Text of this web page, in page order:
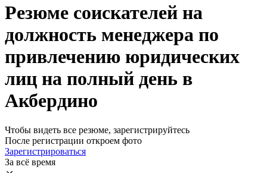
Резюме соискателей на
должность менеджера по
привлечению юридических
лиц на полный день в
Акбердино
Чтобы видеть все резюме, зарегистрируйтесь
После регистрации откроем фото
Зарегистрироваться
За всё время